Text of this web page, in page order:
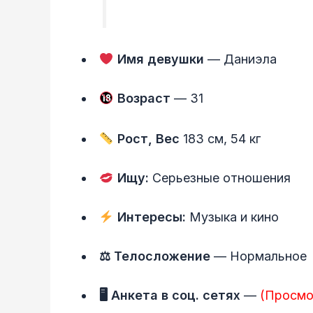
Имя девушки — Даниэла
Возраст — 31
Рост, Вес 183 см, 54 кг
Ищу: Серьезные отношения
Интересы: Музыка и кино
⚖ Телосложение — Нормальное
🖥 Анкета в соц. сетях —